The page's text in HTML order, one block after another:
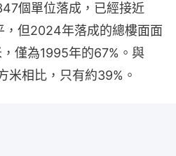
個單位落成，已經接近
但2024年落成的總樓面面
僅為1995年的67%。與
米相比，只有約39%。